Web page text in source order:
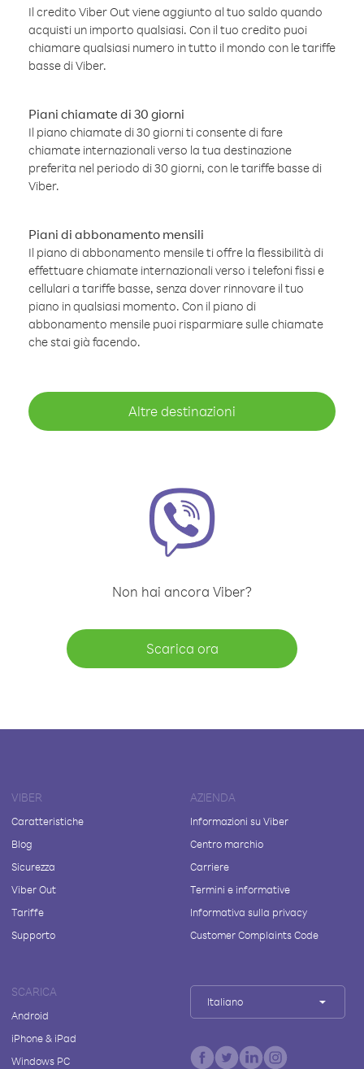
Il credito Viber Out viene aggiunto al tuo saldo quando
acquisti un importo qualsiasi. Con il tuo credito puoi
chiamare qualsiasi numero in tutto il mondo con le tariffe
basse di Viber.
Piani chiamate di 30 giorni
Il piano chiamate di 30 giorni ti consente di fare
chiamate internazionali verso la tua destinazione
preferita nel periodo di 30 giorni, con le tariffe basse di
Viber.
Piani di abbonamento mensili
Il piano di abbonamento mensile ti offre la flessibilità di
effettuare chiamate internazionali verso i telefoni fissi e
cellulari a tariffe basse, senza dover rinnovare il tuo
piano in qualsiasi momento. Con il piano di
abbonamento mensile puoi risparmiare sulle chiamate
che stai già facendo.
Altre destinazioni
Non hai ancora Viber?
Scarica ora
VIBER
Caratteristiche
Blog
Sicurezza
Viber Out
Tariffe
Supporto
AZIENDA
Informazioni su Viber
Centro marchio
Carriere
Termini e informative
Informativa sulla privacy
Customer Complaints Code
SCARICA
Android
iPhone & iPad
Windows PC
Italiano